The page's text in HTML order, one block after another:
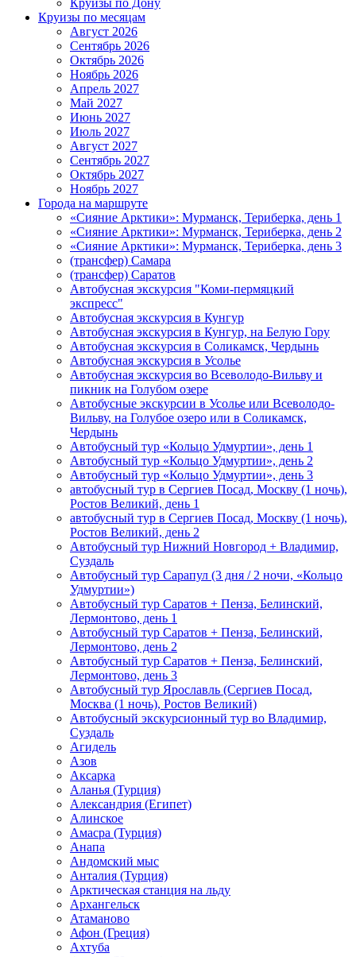
Круизы по Дону
Круизы по месяцам
Август 2026
Сентябрь 2026
Октябрь 2026
Ноябрь 2026
Апрель 2027
Май 2027
Июнь 2027
Июль 2027
Август 2027
Сентябрь 2027
Октябрь 2027
Ноябрь 2027
Города на маршруте
«Сияние Арктики»: Мурманск, Териберка, день 1
«Сияние Арктики»: Мурманск, Териберка, день 2
«Сияние Арктики»: Мурманск, Териберка, день 3
(трансфер) Самара
(трансфер) Саратов
Автобусная экскурсия "Коми-пермяцкий
экспресс"
Автобусная экскурсия в Кунгур
Автобусная экскурсия в Кунгур, на Белую Гору
Автобусная экскурсия в Соликамск, Чердынь
Автобусная экскурсия в Усолье
Автобусная экскурсия во Всеволодо-Вильву и
пикник на Голубом озере
Автобусные экскурсии в Усолье или Всеволодо-
Вильву, на Голубое озеро или в Соликамск,
Чердынь
Автобусный тур «Кольцо Удмуртии», день 1
Автобусный тур «Кольцо Удмуртии», день 2
Автобусный тур «Кольцо Удмуртии», день 3
автобусный тур в Сергиев Посад, Москву (1 ночь),
Ростов Великий, день 1
автобусный тур в Сергиев Посад, Москву (1 ночь),
Ростов Великий, день 2
Автобусный тур Нижний Новгород + Владимир,
Суздаль
Автобусный тур Сарапул (3 дня / 2 ночи, «Кольцо
Удмуртии»)
Автобусный тур Саратов + Пенза, Белинский,
Лермонтово, день 1
Автобусный тур Саратов + Пенза, Белинский,
Лермонтово, день 2
Автобусный тур Саратов + Пенза, Белинский,
Лермонтово, день 3
Автобусный тур Ярославль (Сергиев Посад,
Москва (1 ночь), Ростов Великий)
Автобусный экскурсионный тур во Владимир,
Суздаль
Агидель
Азов
Аксарка
Аланья (Турция)
Александрия (Египет)
Алинское
Амасра (Турция)
Анапа
Андомский мыс
Анталия (Турция)
Арктическая станция на льду
Архангельск
Атаманово
Афон (Греция)
Ахтуба